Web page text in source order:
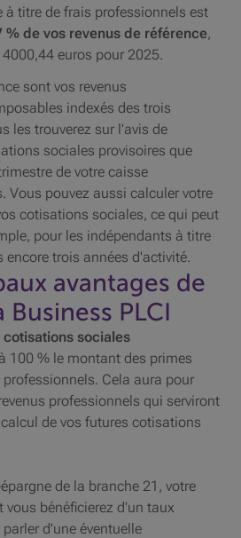
à titre de frais professionnels est
% de vos revenus de référence,
euros pour 2025.
sont vos revenus
indexés des trois
les trouverez sur l'avis de
sociales provisoires que
de votre caisse
Vous pouvez aussi calculer votre
cotisations sociales, ce qui peut
pour les indépendants à titre
trois années d'activité.
avantages de
Business PLCI
sociales
100 % le montant des primes
Cela aura pour
professionnels qui serviront
de vos futures cotisations
de la branche 21, votre
vous bénéficierez d'un taux
d'une éventuelle